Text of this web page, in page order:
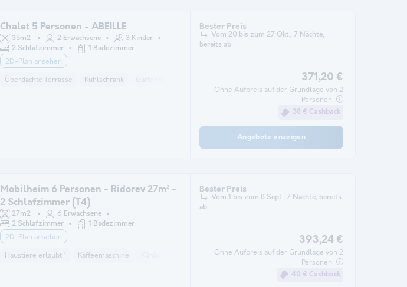
Chalet 5 Personen - ABEILLE
35m2 2 Erwachsene
3 Kinder
2 Schlafzimmer
1 Badezimmer
2D-Plan ansehen
Überdachte Terrasse Kühlschrank
Bester Preis
Vom 20 bis zum 27 Okt., 7 Nächte,
bereits ab
371,20 €
Ohne Aufpreis auf der Grundlage von 2
Personen
38 € Cashback
Angebote anzeigen
Mobilheim 6 Personen - Ridorev 27m² -
2 Schlafzimmer (T4)
27m2
6 Erwachsene
2 Schlafzimmer
1 Badezimmer
2D-Plan ansehen
Haustiere erlaubt * Kaffeemaschine Gartenmöbel Heizung Mikrowelle
Bester Preis
Vom 1 bis zum 8 Sept., 7 Nächte, bereits
ab
393,24 €
Ohne Aufpreis auf der Grundlage von 2
Personen
40 € Cashback